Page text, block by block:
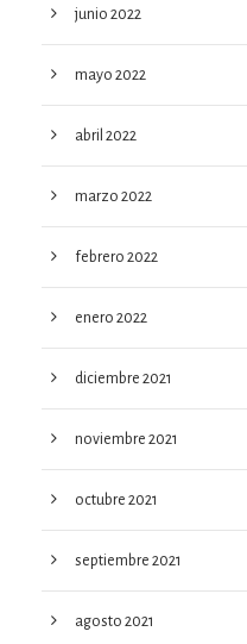
junio 2022
mayo 2022
abril 2022
marzo 2022
febrero 2022
enero 2022
diciembre 2021
noviembre 2021
octubre 2021
septiembre 2021
agosto 2021